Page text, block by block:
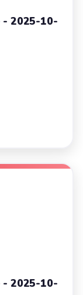
- 2025-10-
- 2025-10-